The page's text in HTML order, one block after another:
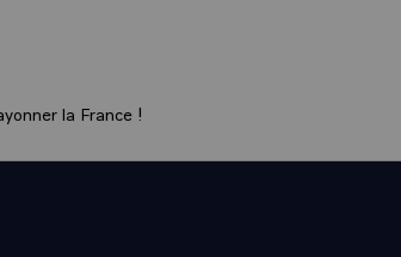
FRANCO - ITALIENNES ` REPONSE`
QU'IL Y EUT UN
la France !